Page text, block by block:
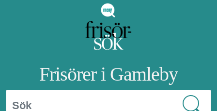
Frisörer i Gamleby